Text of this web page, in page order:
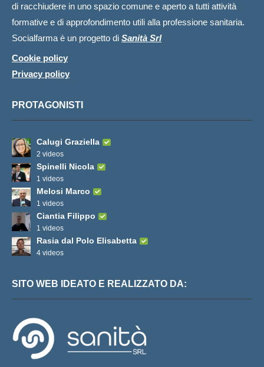
di racchiudere in uno spazio comune e aperto a tutti attività
formative e di approfondimento utili alla professione sanitaria.
Socialfarma è un progetto di Sanità Srl
Cookie policy
Privacy policy
PROTAGONISTI
Calugi Graziella
2 videos
Spinelli Nicola
1 videos
Melosi Marco
1 videos
Ciantia Filippo
1 videos
Rasia dal Polo Elisabetta
4 videos
SITO WEB IDEATO E REALIZZATO DA: